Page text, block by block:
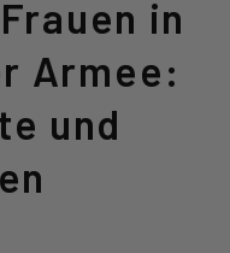
in
Armee:
und